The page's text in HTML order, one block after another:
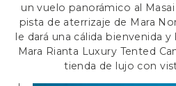
un vuelo panorámico al Masai
pista de aterrizaje de Mara
le dará una cálida bienvenida
Mara Rianta Luxury Tented
tienda de lujo con